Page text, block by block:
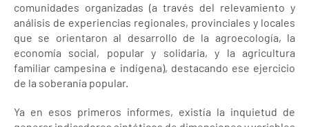
comunidades organizadas (a través del relevamiento y
análisis de experiencias regionales, provinciales y locales
que se orientaron al desarrollo de la agroecología, la
economía social, popular y solidaria, y la agricultura
familiar campesina e indígena), destacando ese ejercicio
de la soberanía popular.
Ya en esos primeros informes, existía la inquietud de